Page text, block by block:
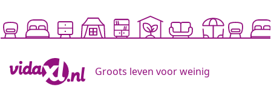
Groots leven voor weinig